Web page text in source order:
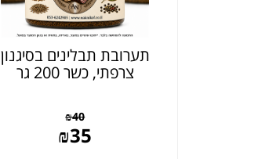
תערובת תבלינים בסיגנון
צרפתי, כשר 200 גר
₪40
₪35